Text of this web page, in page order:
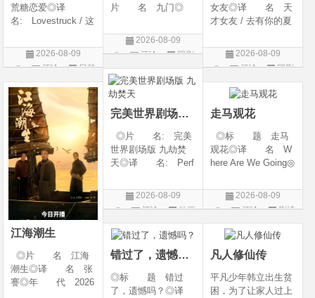
荒糖恋爱◎译
名: Lovestruck / 这
的爱情◎年 代:
2026◎产 地:
剧情 / 爱情◎语
言: 韩语◎上
2026-08-09
评论
日韩
剧
片 名 九门◎
产 地 中国大陆
◎类 别 剧情 /
言 汉语普通话◎上
映日期 2026-07
2026-08-09
评论
国剧
女友◎译 名 天
才女友 / 去有你的夏
年 代 2026◎
产 地 中国大陆
爱情◎语 言 汉
语普通话◎上映日期
2026-08-09
评论
国剧
完美世界剧场版 九劫焚天
◎片 名: 完美
世界剧场版 九劫焚
天◎译 名: Perf
ne Calamities Burnin
g Heaven / Perfect
ribulations Incinerate
the H
2026-08-09
评论
动画
片
江海潮生
◎片 名 江海
潮生◎译 名 张
謇◎年 代 2026
走马观花
◎标 题 走马
观花◎译 名 W
here Are We Going◎
产 地 中国大陆
◎类 别 剧情◎
话◎上映日期 2026
-06-12(中国大陆)◎
2026-08-09
评论
剧情
片
错过了，遗憾吗？
◎标 题 错过
了，遗憾吗？◎译
凡人修仙传
平凡少年韩立出生贫
困，为了让家人过上